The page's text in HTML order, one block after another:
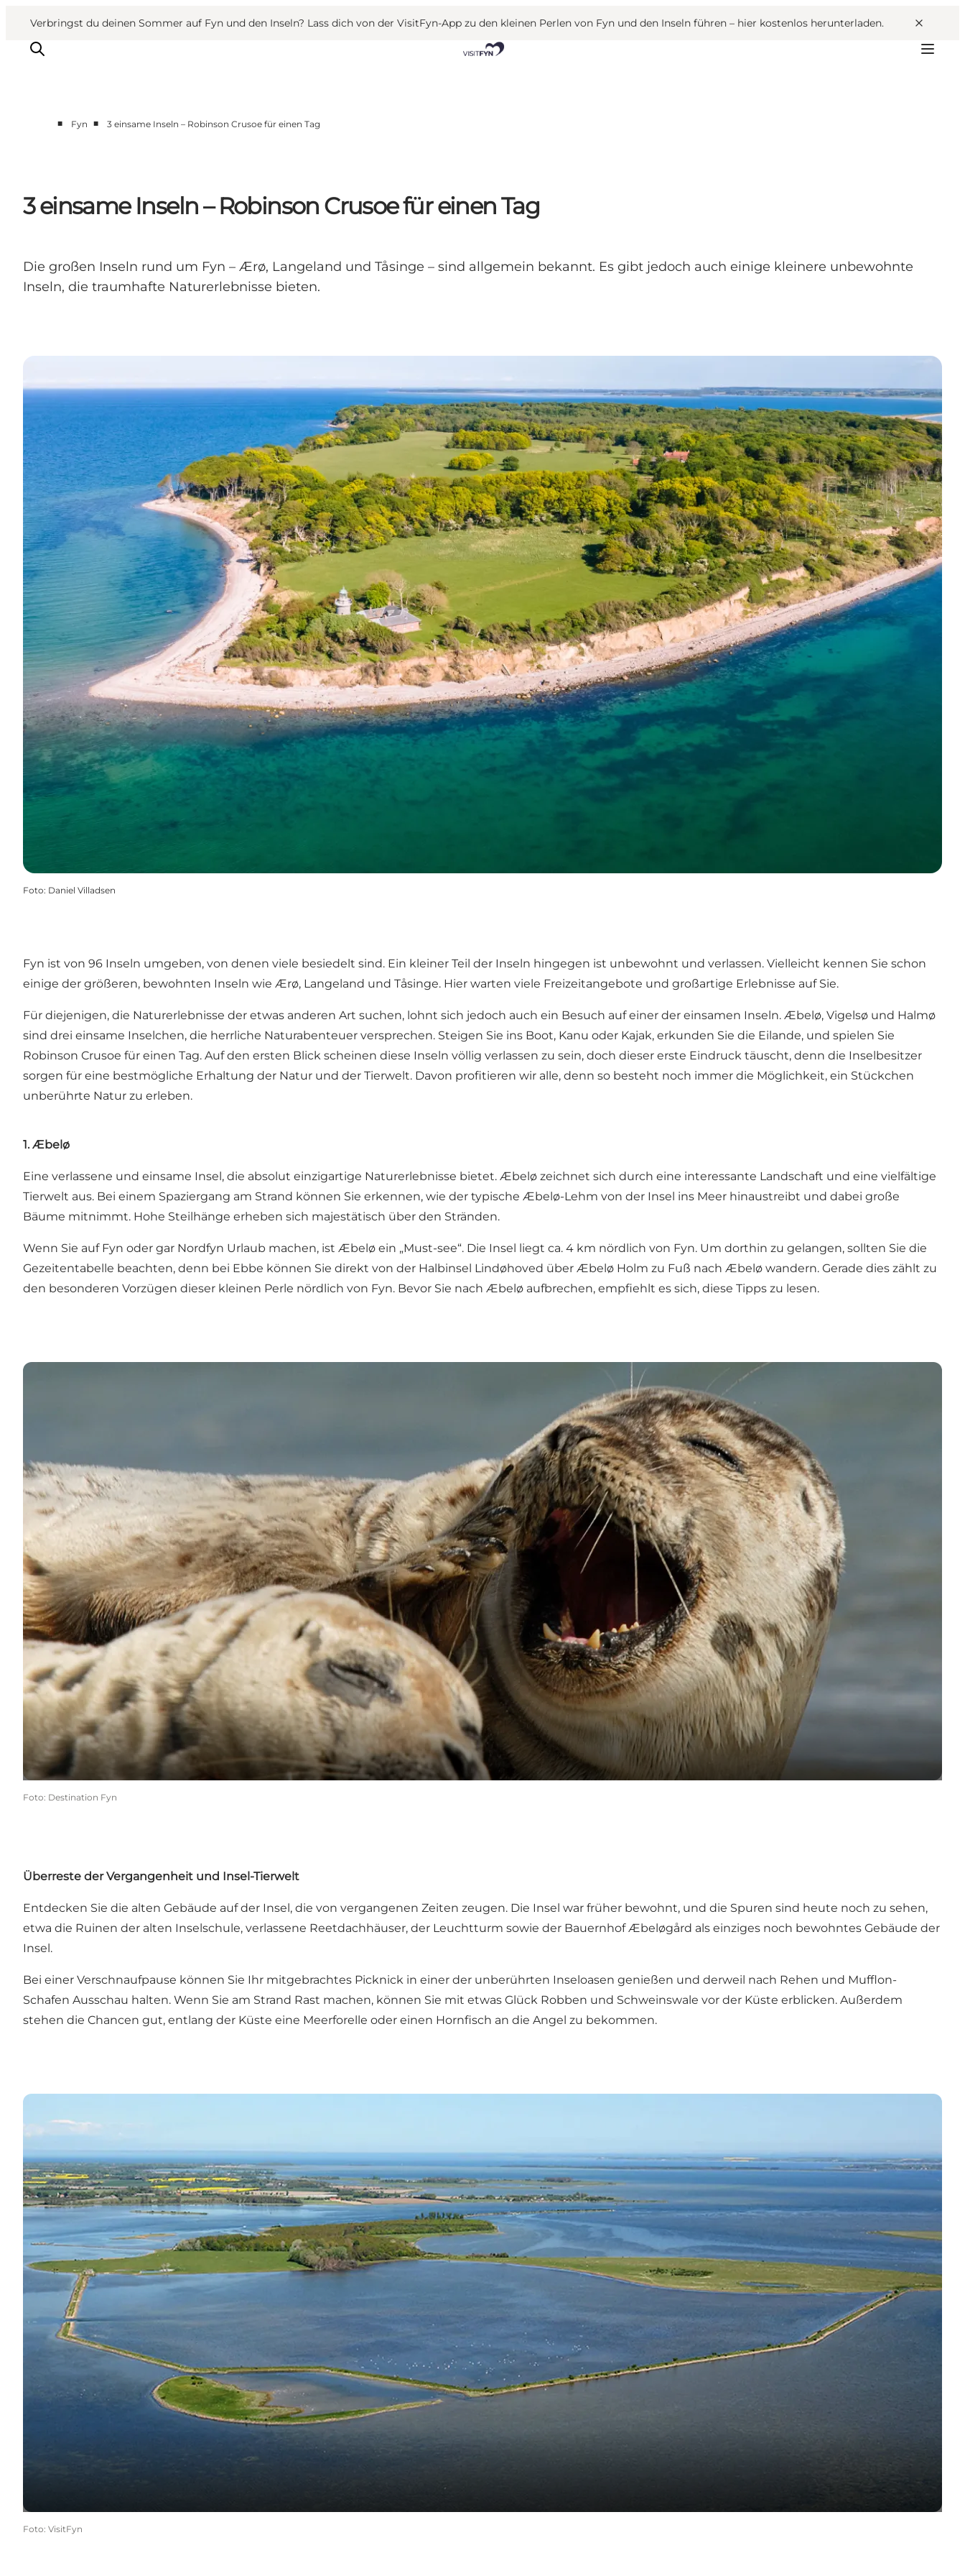
Verbringst du deinen Sommer auf Fyn und den Inseln? Lass dich von der VisitFyn-App zu den kleinen Perlen von Fyn und den Inseln führen – hier kostenlos herunterladen.
Essen & trinken
Übernachtung
VisitFyn
Deutsch
■ Fyn ■ 3 einsame Inseln – Robinson Crusoe für einen Tag
3 einsame Inseln – Robinson Crusoe für einen Tag
Die großen Inseln rund um Fyn – Ærø, Langeland und Tåsinge – sind allgemein bekannt. Es gibt jedoch auch einige kleinere unbewohnte
Inseln, die traumhafte Naturerlebnisse bieten.
Foto: Daniel Villadsen
Fyn ist von 96 Inseln umgeben, von denen viele besiedelt sind. Ein kleiner Teil der Inseln hingegen ist unbewohnt und verlassen. Vielleicht kennen Sie schon
einige der größeren, bewohnten Inseln wie Ærø, Langeland und Tåsinge. Hier warten viele Freizeitangebote und großartige Erlebnisse auf Sie.
Für diejenigen, die Naturerlebnisse der etwas anderen Art suchen, lohnt sich jedoch auch ein Besuch auf einer der einsamen Inseln. Æbelø, Vigelsø und Halmø
sind drei einsame Inselchen, die herrliche Naturabenteuer versprechen. Steigen Sie ins Boot, Kanu oder Kajak, erkunden Sie die Eilande, und spielen Sie
Robinson Crusoe für einen Tag. Auf den ersten Blick scheinen diese Inseln völlig verlassen zu sein, doch dieser erste Eindruck täuscht, denn die Inselbesitzer
sorgen für eine bestmögliche Erhaltung der Natur und der Tierwelt. Davon profitieren wir alle, denn so besteht noch immer die Möglichkeit, ein Stückchen
unberührte Natur zu erleben.
1. Æbelø
Eine verlassene und einsame Insel, die absolut einzigartige Naturerlebnisse bietet. Æbelø zeichnet sich durch eine interessante Landschaft und eine vielfältige
Tierwelt aus. Bei einem Spaziergang am Strand können Sie erkennen, wie der typische Æbelø-Lehm von der Insel ins Meer hinaustreibt und dabei große
Bäume mitnimmt. Hohe Steilhänge erheben sich majestätisch über den Stränden.
Wenn Sie auf Fyn oder gar Nordfyn Urlaub machen, ist Æbelø ein „Must-see“. Die Insel liegt ca. 4 km nördlich von Fyn. Um dorthin zu gelangen, sollten Sie die
Gezeitentabelle beachten, denn bei Ebbe können Sie direkt von der Halbinsel Lindøhoved über Æbelø Holm zu Fuß nach Æbelø wandern. Gerade dies zählt zu
den besonderen Vorzügen dieser kleinen Perle nördlich von Fyn. Bevor Sie nach Æbelø aufbrechen, empfiehlt es sich, diese Tipps zu lesen.
Foto: Destination Fyn
Überreste der Vergangenheit und Insel-Tierwelt
Entdecken Sie die alten Gebäude auf der Insel, die von vergangenen Zeiten zeugen. Die Insel war früher bewohnt, und die Spuren sind heute noch zu sehen,
etwa die Ruinen der alten Inselschule, verlassene Reetdachhäuser, der Leuchtturm sowie der Bauernhof Æbeløgård als einziges noch bewohntes Gebäude der
Insel.
Bei einer Verschnaufpause können Sie Ihr mitgebrachtes Picknick in einer der unberührten Inseloasen genießen und derweil nach Rehen und Mufflon-
Schafen Ausschau halten. Wenn Sie am Strand Rast machen, können Sie mit etwas Glück Robben und Schweinswale vor der Küste erblicken. Außerdem
stehen die Chancen gut, entlang der Küste eine Meerforelle oder einen Hornfisch an die Angel zu bekommen.
Foto: VisitFyn